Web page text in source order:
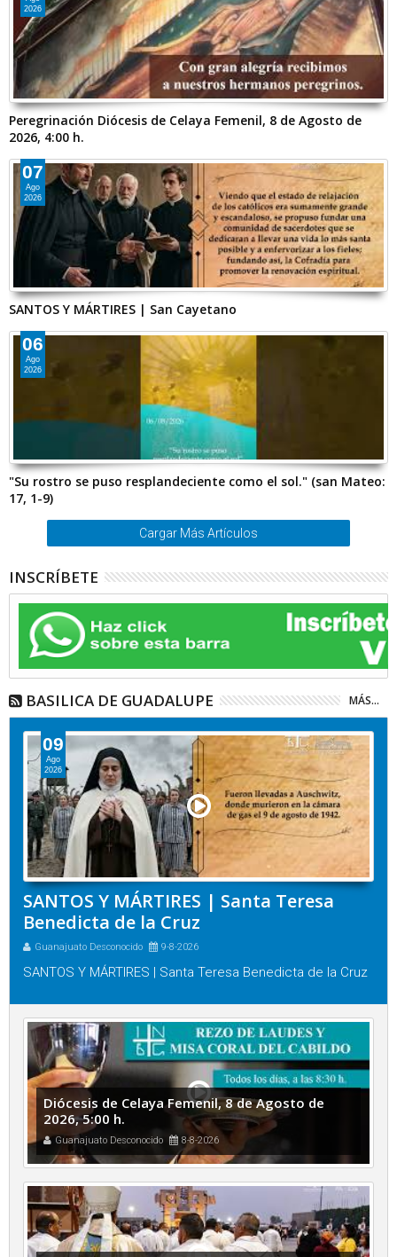
Peregrinación Diócesis de Celaya Femenil, 8 de Agosto de
2026, 4:00 h.
2026
SANTOS Y MÁRTIRES | San Cayetano
07
Ago
2026
"Su rostro se puso resplandeciente como el sol." (san Mateo:
17, 1-9)
06
Ago
2026
Cargar Más Artículos
INSCRÍBETE
BASILICA DE GUADALUPE MÁS...
09
Ago
2026
SANTOS Y MÁRTIRES | Santa Teresa
Benedicta de la Cruz
Guanajuato Desconocido 9-8-2026
SANTOS Y MÁRTIRES | Santa Teresa Benedicta de la Cruz
Diócesis de Celaya Femenil, 8 de Agosto de
2026, 5:00 h.
Guanajuato Desconocido 8-8-2026